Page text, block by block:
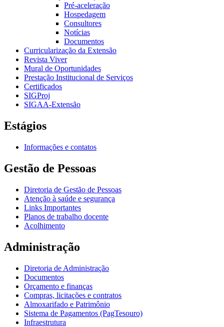
Pré-aceleração
Hospedagem
Consultores
Notícias
Documentos
Curricularização da Extensão
Revista Viver
Mural de Oportunidades
Prestação Institucional de Serviços
Certificados
SIGProj
SIGAA-Extensão
Estágios
Informações e contatos
Gestão de Pessoas
Diretoria de Gestão de Pessoas
Atenção à saúde e segurança
Links Importantes
Planos de trabalho docente
Acolhimento
Administração
Diretoria de Administração
Documentos
Orçamento e finanças
Compras, licitações e contratos
Almoxarifado e Patrimônio
Sistema de Pagamentos (PagTesouro)
Infraestrutura